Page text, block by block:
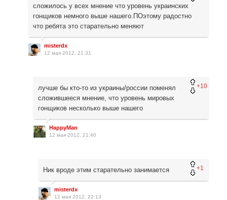
сложилось у всех мнение что уровень украинских
гонщиков немного выше нашего.ПОэтому радостно
что ребята это старательно меняют
misterdx
12 мая 2012, 21:31
+10
лучше бы кто-то из украины/россии поменял
сложившееся мнение, что уровень мировых
гонщиков несколько выше нашего
HappyMan
12 мая 2012, 21:40
+1
Ник вроде этим старательно занимается
misterdx
12 мая 2012, 22:13